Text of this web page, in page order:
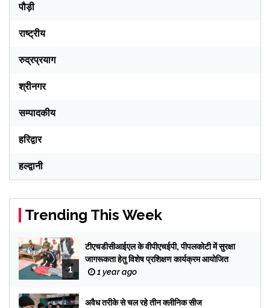
पौड़ी
राष्ट्रीय
रुद्रप्रयाग
श्रीनगर
सम्पादकीय
हरिद्वार
हल्द्वानी
Trending This Week
1
टीएचडीसीआईएल के वीपीएचईपी, पीपलकोटी में सुरक्षा
जागरूकता हेतु विशेष प्रशिक्षण कार्यक्रम आयोजित
1 year ago
अवैध तरीके से चल रहे तीन क्लीनिक सीज